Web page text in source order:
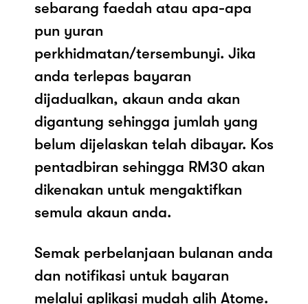
sebarang faedah atau apa-apa
pun yuran
perkhidmatan/tersembunyi. Jika
anda terlepas bayaran
dijadualkan, akaun anda akan
digantung sehingga jumlah yang
belum dijelaskan telah dibayar. Kos
pentadbiran sehingga RM30 akan
dikenakan untuk mengaktifkan
semula akaun anda.
Semak perbelanjaan bulanan anda
dan notifikasi untuk bayaran
melalui aplikasi mudah alih Atome.